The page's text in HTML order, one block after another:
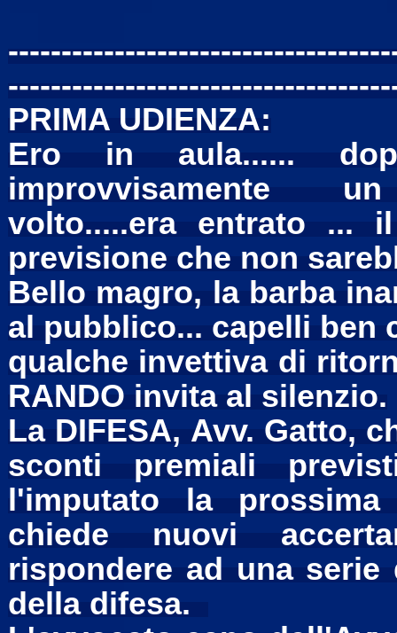
PRIMA UDIENZA:
Ero in aula......
improvvisamente un
volto.....era entrato ...
previsione che non
Bello magro, la barba
al pubblico... capelli ben
qualche invettiva di
RANDO invita al silenzio.
La DIFESA, Avv. Gatto,
sconti premiali
l'imputato la
chiede nuovi
rispondere ad una
della difesa.